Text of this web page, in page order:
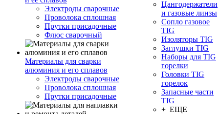
Электроды сварочные
Проволока сплошная
Прутки присадочные
Флюс сварочный
Материалы для сварки
алюминия и его сплавов
Электроды сварочные
Проволока сплошная
Прутки присадочные
Цангодержатели
и газовые линзы
Сопло газовое
TIG
Изоляторы TIG
Заглушки TIG
Наборы для TIG
горелки
Головки TIG
горелок
Запасные части
TIG
+ ЕЩЕ